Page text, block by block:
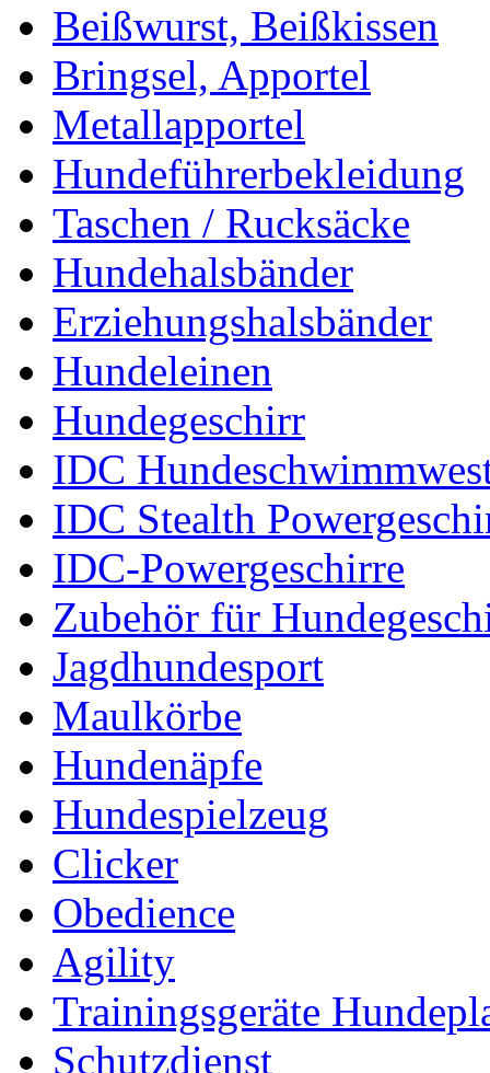
Beißwurst, Beißkissen
Bringsel, Apportel
Metallapportel
Hundeführerbekleidung
Taschen / Rucksäcke
Hundehalsbänder
Erziehungshalsbänder
Hundeleinen
Hundegeschirr
IDC
IDC Stealth
IDC-Powergeschirre
Zubehör für
Jagdhundesport
Maulkörbe
Hundenäpfe
Hundespielzeug
Clicker
Obedience
Agility
Trainingsgeräte
Schutzdienst